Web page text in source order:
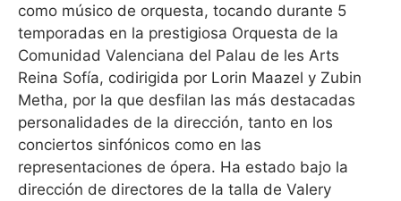
como músico de orquesta, tocando durante 5
temporadas en la prestigiosa Orquesta de la
Comunidad Valenciana del Palau de les Arts
Reina Sofía, codirigida por Lorin Maazel y Zubin
Metha, por la que desfilan las más destacadas
personalidades de la dirección, tanto en los
conciertos sinfónicos como en las
representaciones de ópera. Ha estado bajo la
dirección de directores de la talla de Valery